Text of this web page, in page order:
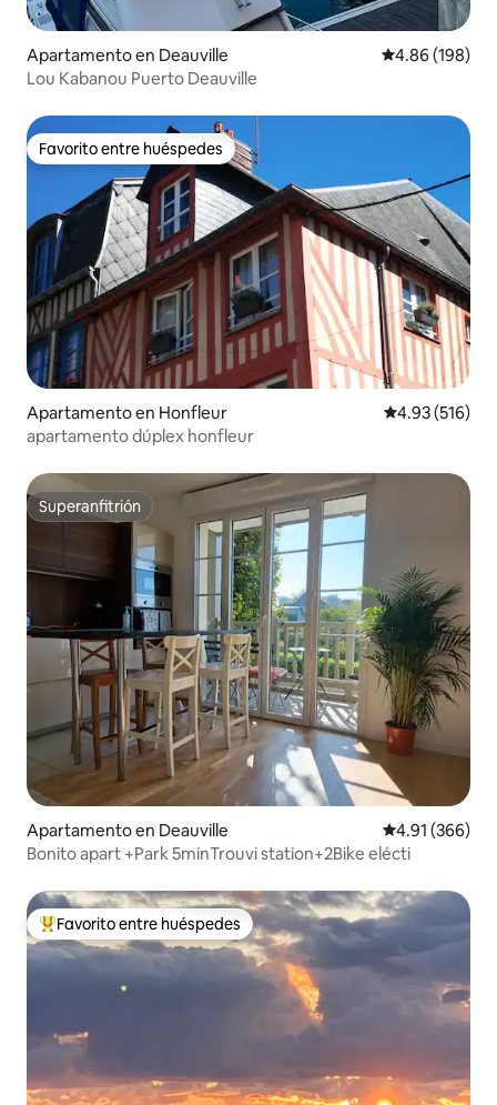
Apartamento en Deauville Calificación
4.86 (198)
Lou Kabanou Puerto Deauville
Favorito entre huéspedes
Favorito entre huéspedes
Apartamento en Honfleur Calificación
4.93 (516)
apartamento dúplex honfleur
Superanfitrión
Superanfitrión
Apartamento en Deauville Calificación
4.91 (366)
Bonito apart +Park 5minTrouvi station+2Bike elécti
Favorito entre huéspedes preferido
Favorito entre huéspedes